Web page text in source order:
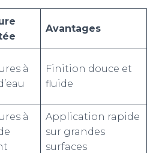
Avantages
à
Finition douce et
fluide
à
Application rapide
sur grandes
surfaces